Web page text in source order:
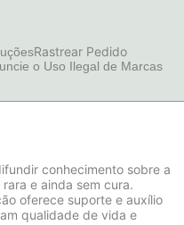
Rastrear Pedido
o Uso Ilegal de Marcas
conhecimento sobre a
e ainda sem cura.
oferece suporte e auxílio
qualidade de vida e